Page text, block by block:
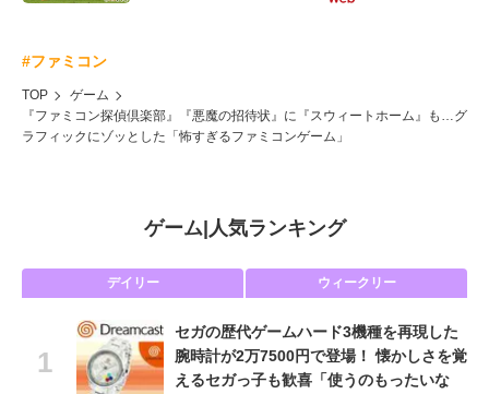
#ファミコン
TOP
ゲーム
『ファミコン探偵倶楽部』『悪魔の招待状』に『スウィートホーム』も…グ
ラフィックにゾッとした「怖すぎるファミコンゲーム」
ゲーム| 人気ランキング
デイリー ウィークリー
セガの歴代ゲームハード3機種を再現した
腕時計が2万7500円で登場！ 懐かしさを覚
えるセガっ子も歓喜「使うのもったいな